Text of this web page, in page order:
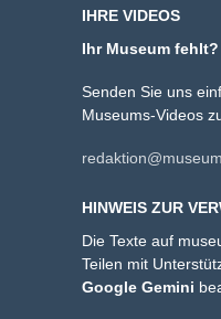
IHRE VIDEOS
Ihr Museum fehlt?
Senden Sie uns
Museums-Videos
HINWEIS ZUR
Die Texte auf
Teilen mit
Google Gemini